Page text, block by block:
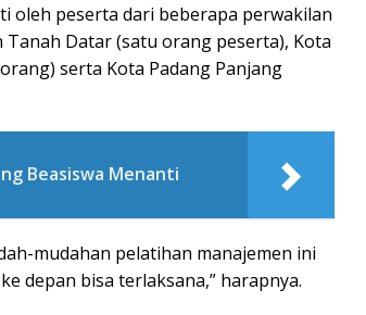
peserta dari beberapa perwakilan
Datar (satu orang peserta), Kota
serta Kota Padang Panjang
Beasiswa Menanti
mudahan pelatihan manajemen ini
depan bisa terlaksana,” harapnya.